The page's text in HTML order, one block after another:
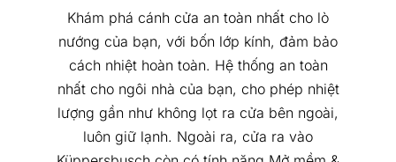
Khám phá cánh cửa an toàn nhất cho lò
nướng của bạn, với bốn lớp kính, đảm bảo
cách nhiệt hoàn toàn. Hệ thống an toàn
nhất cho ngôi nhà của bạn, cho phép nhiệt
lượng gần như không lọt ra cửa bên ngoài,
luôn giữ lạnh. Ngoài ra, cửa ra vào